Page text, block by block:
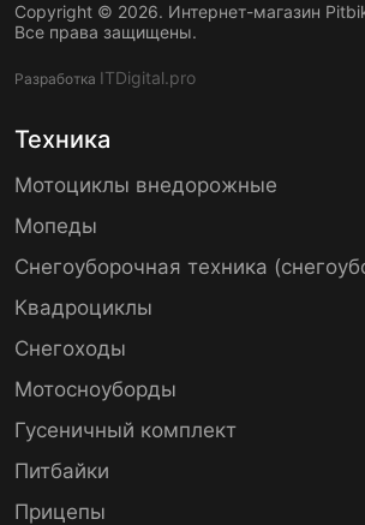
Copyright © 2026. Интернет-магазин
Все права защищены.
Разработка ITDigital.pro
Техника
Мотоциклы внедорожные
Мопеды
Снегоуборочная техника
Квадроциклы
Снегоходы
Мотосноуборды
Гусеничный комплект
Питбайки
Прицепы